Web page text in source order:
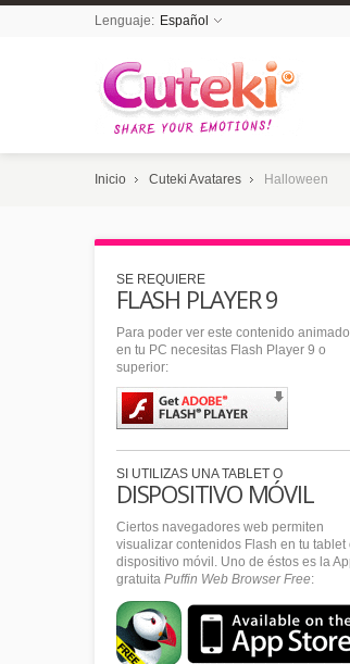
Lenguaje: Español
Inicio Cuteki Avatares Halloween
SE REQUIERE
FLASH PLAYER 9
Para poder ver este contenido animado
en tu PC necesitas Flash Player 9 o
superior:
SI UTILIZAS UNA TABLET O
DISPOSITIVO MÓVIL
Ciertos navegadores web permiten
visualizar contenidos Flash en tu tablet
dispositivo móvil. Uno de éstos es la
gratuita Puffin Web Browser Free: